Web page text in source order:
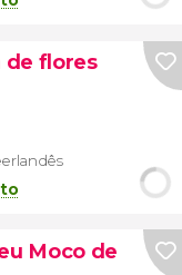
de flores
Moco de